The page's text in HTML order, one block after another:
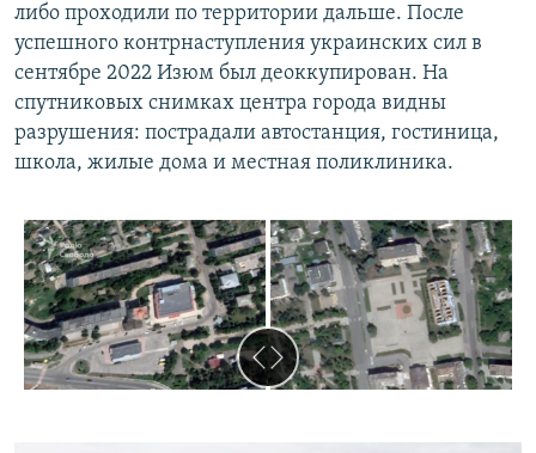
либо проходили по территории дальше. После
успешного контрнаступления украинских сил в
сентябре 2022 Изюм был деоккупирован. На
спутниковых снимках центра города видны
разрушения: пострадали автостанция, гостиница,
школа, жилые дома и местная поликлиника.